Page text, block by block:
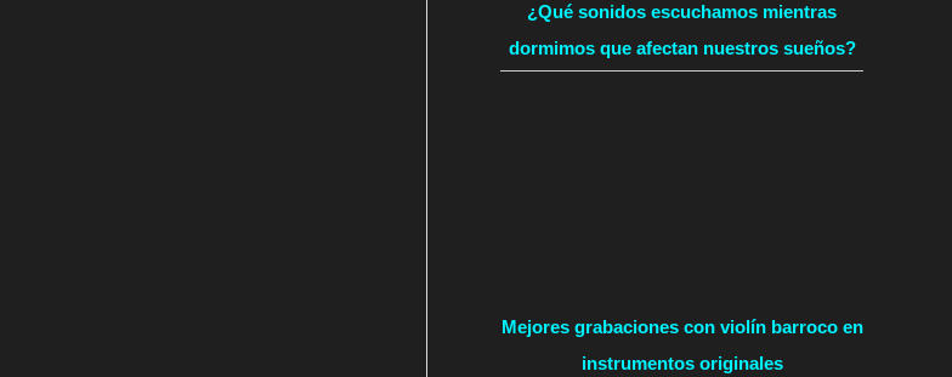
¿Qué sonidos escuchamos mientras
dormimos que afectan nuestros sueños?
Mejores grabaciones con violín barroco en
instrumentos originales